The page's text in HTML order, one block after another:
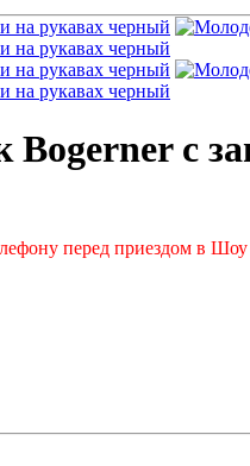
с
перед приездом в